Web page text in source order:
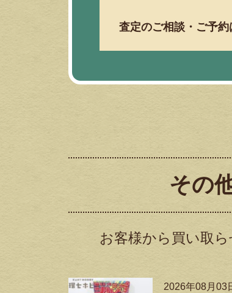
査定のご相談・ご予
その
お客様から買い取
2026年08月03